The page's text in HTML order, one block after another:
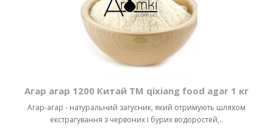
Агар агар 1200 Китай ТМ qixiang food agar 1 кг
Агар-агар - натуральний загусник, який отримують шляхом
екстрагування з червоних і бурих водоростей,..